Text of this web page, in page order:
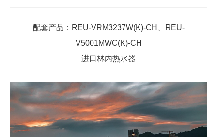
配套产品：REU-VRM3237W(K)-CH、REU-
V5001MWC(K)-CH
进口林内热水器